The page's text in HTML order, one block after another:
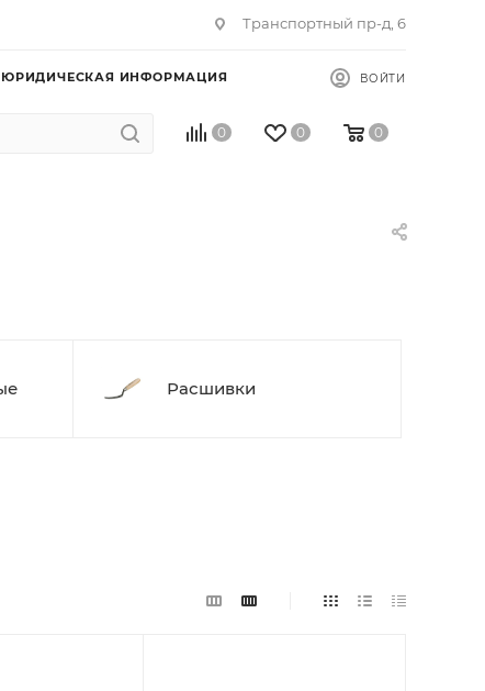
Транспортный пр-д, 6
ЮРИДИЧЕСКАЯ ИНФОРМАЦИЯ ВОЙТИ
0 0 0
Расшивки